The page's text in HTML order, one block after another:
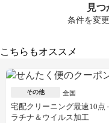
見
条件を変
こちらもオススメ
その他 全国
宅配クリーニング最速10点
ラチナ＆ウイルス加工